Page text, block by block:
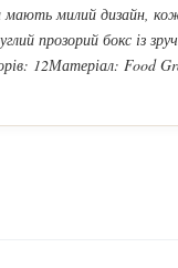
милий дизайн,
прозорий бокс із
12Матеріал: Food